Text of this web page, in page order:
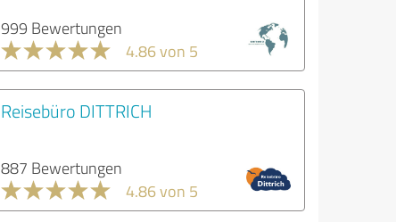
999 Bewertungen
4.86 von 5
Reisebüro DITTRICH
887 Bewertungen
4.86 von 5